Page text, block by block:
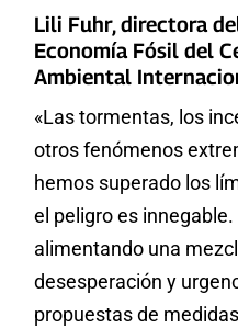
Lili Fuhr, directora
Economía Fósil del
Ambiental
«Las tormentas, los
otros fenómenos
hemos superado los
el peligro es
alimentando una
desesperación y
propuestas de